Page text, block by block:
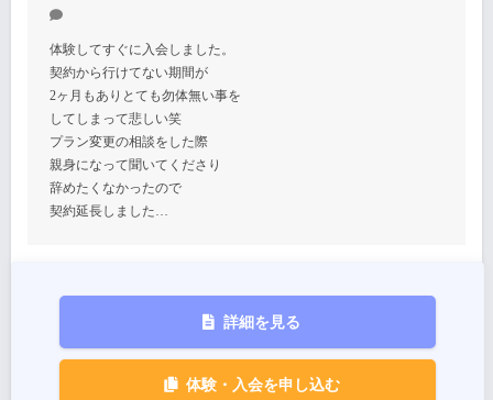
体験してすぐに入会しました。
契約から行けてない期間が
2ヶ月もありとても勿体無い事を
してしまって悲しい笑
プラン変更の相談をした際
親身になって聞いてくださり
辞めたくなかったので
契約延長しました…
詳細を見る
体験・入会を申し込む